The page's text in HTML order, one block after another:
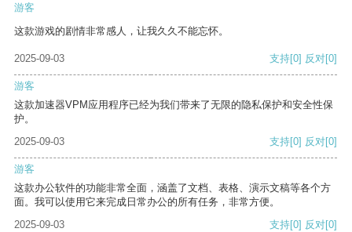
游客
这款游戏的剧情非常感人，让我久久不能忘怀。
2025-09-03 支持[0] 反对[0]
游客
这款加速器VPM应用程序已经为我们带来了无限的隐私保护和安全性保
护。
2025-09-03
支持[0] 反对[0]
游客
这款办公软件的功能非常全面，涵盖了文档、表格、演示文稿等各个方
面。我可以使用它来完成日常办公的所有任务，非常方便。
2025-09-03
支持[0] 反对[0]